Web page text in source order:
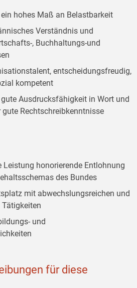
hohes Maß an Belastbarkeit
Verständnis und
, Buchhaltungs-und
entscheidungsfreudig,
kompetent
Ausdrucksfähigkeit in Wort und
Rechtschreibkenntnisse
Leistung honorierende Entlohnung
des Bundes
mit abwechslungsreichen und
und
für diese